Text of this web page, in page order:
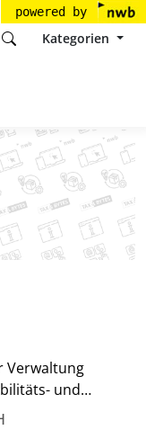
powered by
Kategorien
Verwaltung
und